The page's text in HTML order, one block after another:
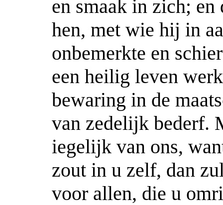
en smaak in zich;
hen, met wie hij in
onbemerkte en
een heilig leven
bewaring in de
van zedelijk bederf.
iegelijk van ons,
zout in u zelf, dan
voor allen, die u